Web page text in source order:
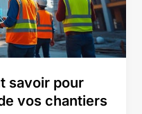
savoir pour
vos chantiers